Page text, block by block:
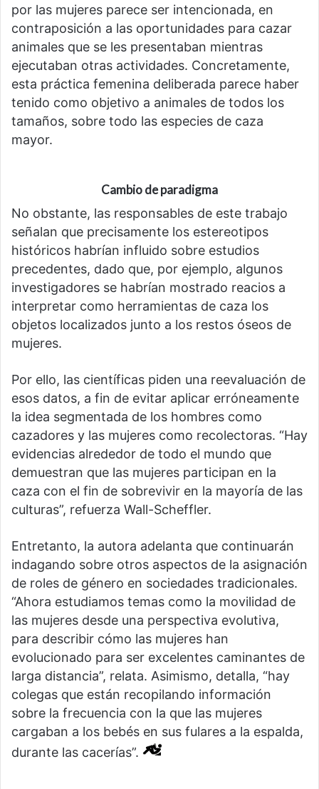
por las mujeres parece ser intencionada, en
contraposición a las oportunidades para cazar
animales que se les presentaban mientras
ejecutaban otras actividades. Concretamente,
esta práctica femenina deliberada parece haber
tenido como objetivo a animales de todos los
tamaños, sobre todo las especies de caza
mayor.
Cambio de paradigma
No obstante, las responsables de este trabajo
señalan que precisamente los estereotipos
históricos habrían influido sobre estudios
precedentes, dado que, por ejemplo, algunos
investigadores se habrían mostrado reacios a
interpretar como herramientas de caza los
objetos localizados junto a los restos óseos de
mujeres.
Por ello, las científicas piden una reevaluación de
esos datos, a fin de evitar aplicar erróneamente
la idea segmentada de los hombres como
cazadores y las mujeres como recolectoras. “Hay
evidencias alrededor de todo el mundo que
demuestran que las mujeres participan en la
caza con el fin de sobrevivir en la mayoría de las
culturas”, refuerza Wall-Scheffler.
Entretanto, la autora adelanta que continuarán
indagando sobre otros aspectos de la asignación
de roles de género en sociedades tradicionales.
“Ahora estudiamos temas como la movilidad de
las mujeres desde una perspectiva evolutiva,
para describir cómo las mujeres han
evolucionado para ser excelentes caminantes de
larga distancia”, relata. Asimismo, detalla, “hay
colegas que están recopilando información
sobre la frecuencia con la que las mujeres
cargaban a los bebés en sus fulares a la espalda,
durante las cacerías”.